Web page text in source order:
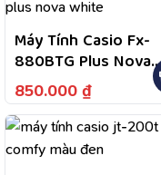
Máy Tính Casio Fx-
880BTG Plus Nova
White Giải Toán
Học, Xử Lý Dữ Liệu,
Trợ Tư Duy Logic
Quá Trình Học Tập
850.000 ₫